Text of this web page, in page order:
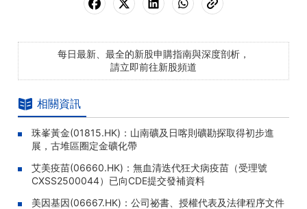
每日最新、最全的新股申購指南與深度剖析，
請立即前往新股頻道
相關資訊
珠峯黃金(01815.HK)：山南礦及日喀則礦勘探取得初步進
展，古堆區圈定金礦化帶
艾美疫苗(06660.HK)：無血清迭代狂犬病疫苗（受理號
CXSS2500044）已向CDE提交發補資料
美因基因(06667.HK)：公司祕書、授權代表及法律程序文件